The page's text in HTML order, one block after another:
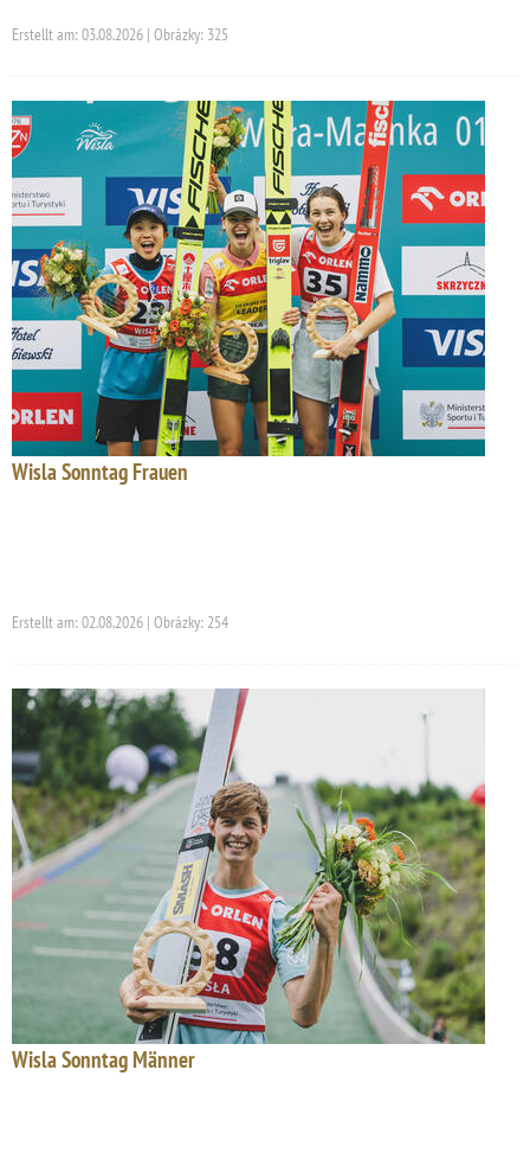
Erstellt am: 03.08.2026 | Obrázky: 325
Wisla Sonntag Frauen
Erstellt am: 02.08.2026 | Obrázky: 254
Wisla Sonntag Männer